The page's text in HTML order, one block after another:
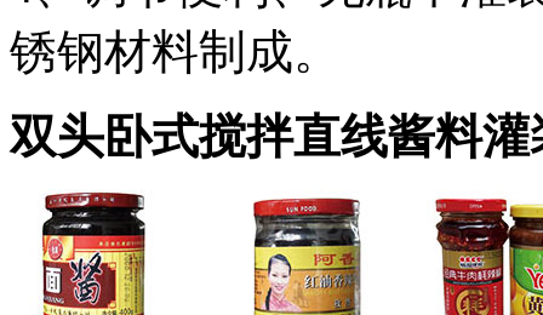
锈钢材料制成。
双头卧式搅拌直线酱料